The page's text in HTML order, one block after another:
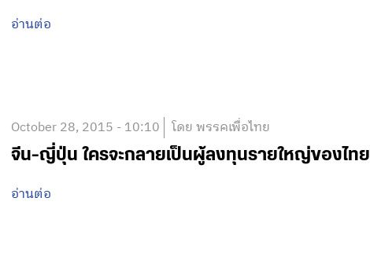
อ่านต่อ
October 28, 2015 - 10:10 โดย พรรคเพื่อไทย
จีน-ญี่ปุ่น ใครจะกลายเป็นผู้ลงทุนรายใหญ่ของไทย
อ่านต่อ